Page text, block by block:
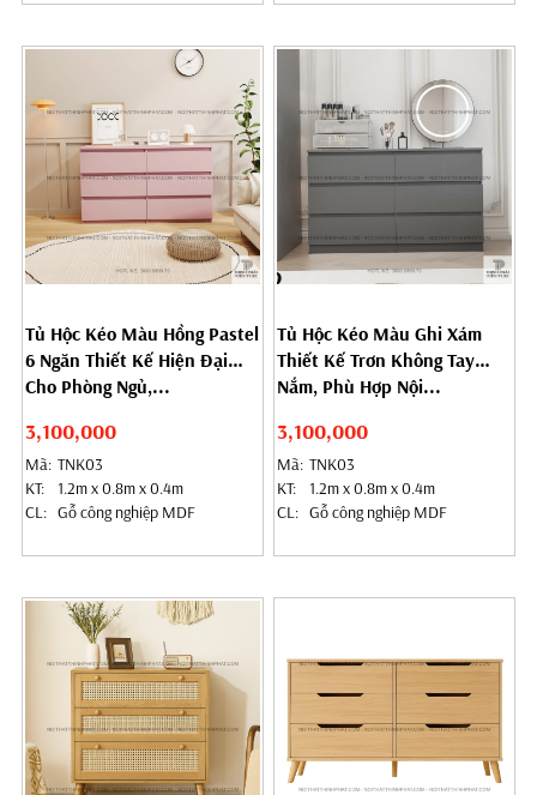
Tủ Hộc Kéo Màu Hồng Pastel
6 Ngăn Thiết Kế Hiện Đại
Cho Phòng Ngủ,...
3,100,000
Mã: TNK03
KT:
1.2m x 0.8m x 0.4m
CL: Gỗ công nghiệp MDF
Tủ Hộc Kéo Màu Ghi Xám
Thiết Kế Trơn Không Tay
Nắm, Phù Hợp Nội...
3,100,000
Mã: TNK03
KT:
1.2m x 0.8m x 0.4m
CL: Gỗ công nghiệp MDF